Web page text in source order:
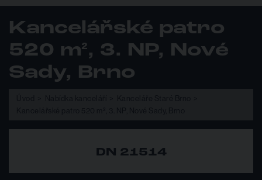
Kancelářské patro
520 m², 3. NP, Nové
Sady, Brno
DN 21514